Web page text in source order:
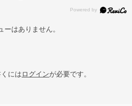
ーはありません。
にはログインが必要です。